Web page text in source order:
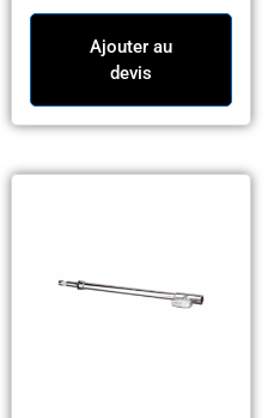
Ajouter au
devis